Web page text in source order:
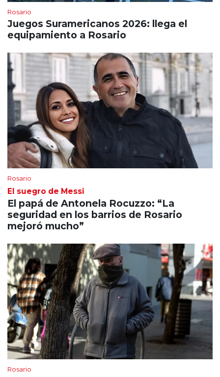
Rosario
Juegos Suramericanos 2026: llega el
equipamiento a Rosario
Rosario
El suegro de Messi
El papá de Antonela Rocuzzo: “La
seguridad en los barrios de Rosario
mejoró mucho”
Rosario